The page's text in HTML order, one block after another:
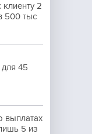
2
500 тыс
45
выплатах
5 из